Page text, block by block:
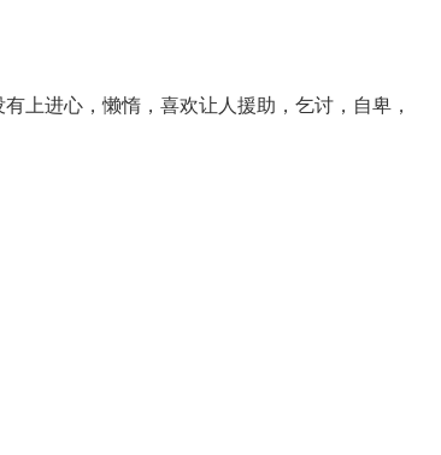
上进心，懒惰，喜欢让人援助，乞讨，自卑，